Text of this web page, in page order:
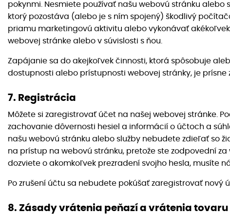
pokynmi. Nesmiete používať našu webovú stránku
ktorý pozostáva (alebo je s ním spojený) škodlivý
priamu marketingovú aktivitu alebo vykonávať
webovej stránke alebo v súvislosti s ňou.
Zapájanie sa do akejkoľvek činnosti, ktorá spôsobuje
dostupnosti alebo prístupnosti webovej stránky, je prísne
7. Registrácia
Môžete si zaregistrovať účet na našej webovej stránke.
zachovanie dôvernosti hesiel a informácií o účtoch a
našu webovú stránku alebo služby nebudete zdieľať so
na prístup na webovú stránku, pretože ste zodpovední
dozviete o akomkoľvek prezradení svojho hesla, musíte
Po zrušení účtu sa nebudete pokúšať zaregistrovať nový
8. Zásady vrátenia peňazí a vrátenia tovaru